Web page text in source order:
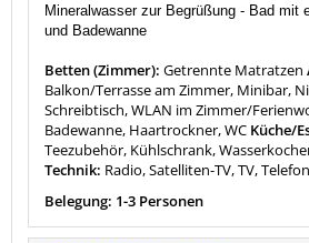
Mineralwasser zur Begrüßung - Bad mit
und Badewanne
Betten (Zimmer): Getrennte Matratzen
Balkon/Terrasse am Zimmer, Minibar,
Schreibtisch, WLAN im Zimmer/
Badewanne, Haartrockner, WC Küche/
Teezubehör, Kühlschrank,
Technik: Radio, Satelliten-TV, TV, Telefon
Belegung: 1-3 Personen